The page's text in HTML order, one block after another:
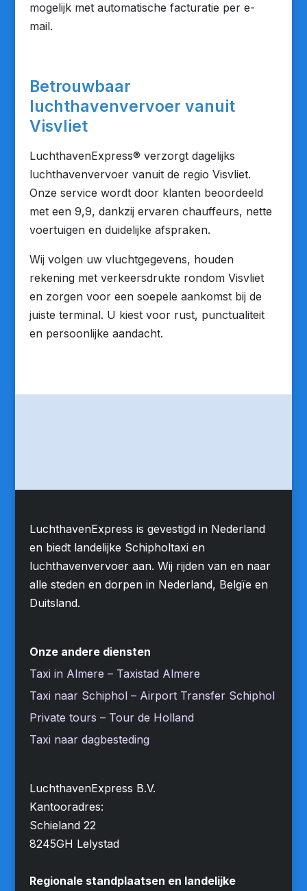
mogelijk met automatische facturatie per e-
mail.
Betrouwbaar
luchthavenvervoer vanuit
Visvliet
LuchthavenExpress® verzorgt dagelijks
luchthavenvervoer vanuit de regio Visvliet.
Onze service wordt door klanten beoordeeld
met een 9,9, dankzij ervaren chauffeurs, nette
voertuigen en duidelijke afspraken.
Wij volgen uw vluchtgegevens, houden
rekening met verkeersdrukte rondom Visvliet
en zorgen voor een soepele aankomst bij de
juiste terminal. U kiest voor rust, punctualiteit
en persoonlijke aandacht.
LuchthavenExpress is gevestigd in Nederland
en biedt landelijke Schipholtaxi en
luchthavenvervoer aan. Wij rijden van en naar
alle steden en dorpen in Nederland, Belgïe en
Duitsland.
Onze andere diensten
Taxi in Almere – Taxistad Almere
Taxi naar Schiphol – Airport Transfer Schiphol
Private tours – Tour de Holland
Taxi naar dagbesteding
LuchthavenExpress B.V.
Kantooradres:
Schieland 22
8245GH Lelystad
Regionale standplaatsen en landelijke